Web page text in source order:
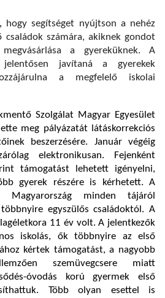
hogysegítséget nyújtson a nehéz
családok számára, akiknek gondot
a gyereküknek. A
jelentősen javítaná a gyerekek
a megfelelő iskolai
Szolgálat Magyar Egyesület
meg pályázatát látáskorrekciós
beszerzésére. Január végéig
elektronikusan. Fejenként
támogatást lehetett igényelni,
gyerek részére is kérhetett. A
Magyarország minden tájáról
egyszülős családoktól. A
11 év volt. A jelentkezők
iskolás, ők többnyire az első
kértek támogatást, a nagyobb
szemüvegcsere miatt
óvodás korú gyermek első
Több olyan esettel is